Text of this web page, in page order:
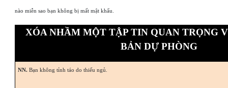
nào miễn sao bạn không bị mất mật khẩu.
XÓA NHẦM MỘT TẬP TIN QUAN TRỌNG
BẢN DỰ PHÒNG
NN.Bạn không tỉnh táo do thiếu ngủ.